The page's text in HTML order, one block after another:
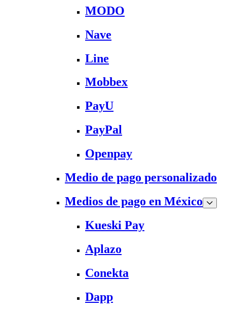
MODO
Nave
Line
Mobbex
PayU
PayPal
Openpay
Medio de pago personalizado
Medios de pago en México
Kueski Pay
Aplazo
Conekta
Dapp